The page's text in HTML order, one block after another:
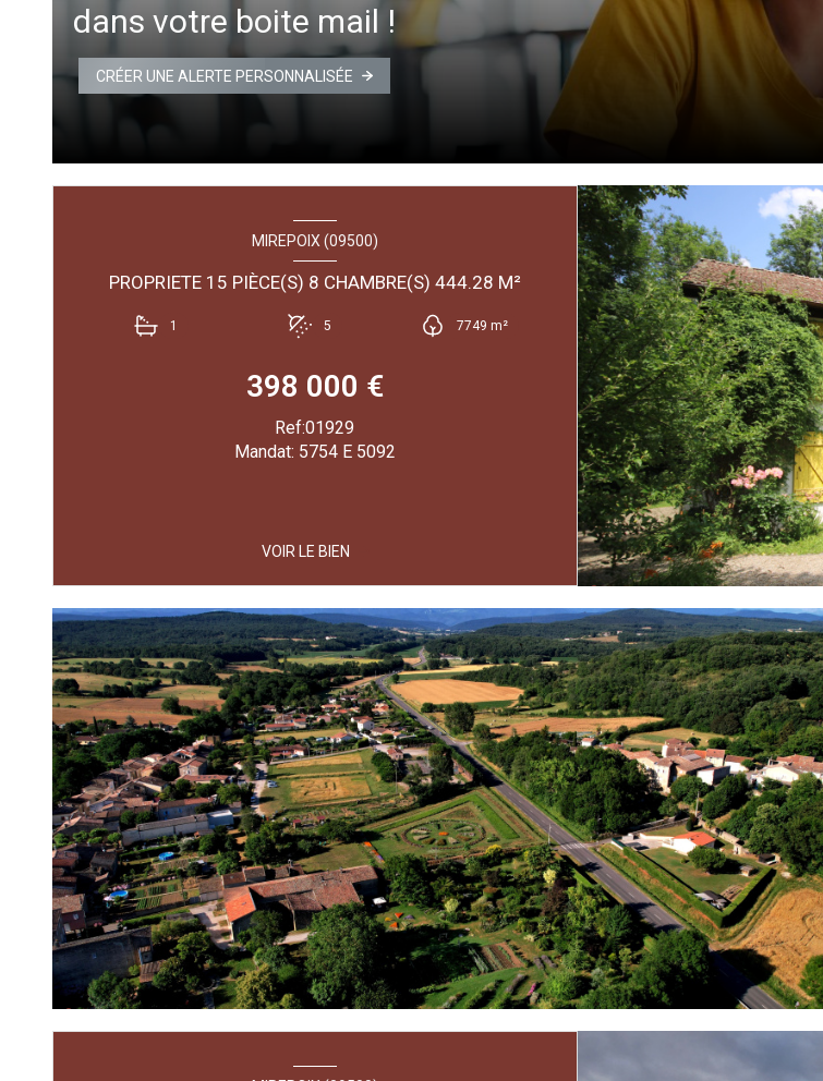
dans votre boite mail !
CRÉER UNE ALERTE PERSONNALISÉE
MIREPOIX (09500)
PROPRIETE 15 PIÈCE(S) 8 CHAMBRE(S) 444.28 M²
1 5 7749 m²
398 000 €
Ref:01929
Mandat: 5754 E 5092
VOIR LE BIEN